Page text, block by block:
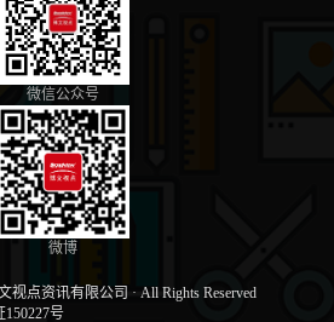
微信公众号
微博
视点资讯有限公司 · All Rights Reserved
150227号